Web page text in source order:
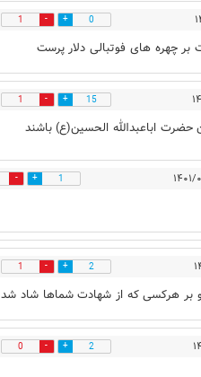
0
1
چهره های فوتبالی دلار پرست
15
1
حضرت اباعبدالله الحسین(ع) باشند
1
2
1
بر هرکسی که از شهادت شماها شاد شد
2
0